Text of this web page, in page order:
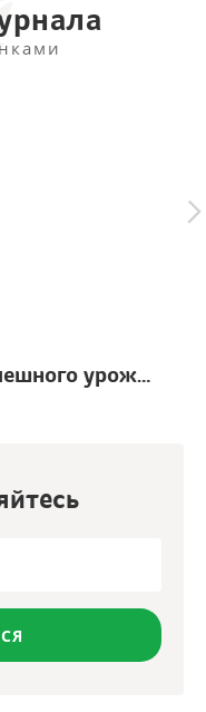
Картофель: советы для успешного урожая